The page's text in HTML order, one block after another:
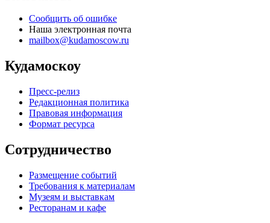
Сообщить об ошибке
Наша электронная почта
mailbox@kudamoscow.ru
Кудамоскоу
Пресс-релиз
Редакционная политика
Правовая информация
Формат ресурса
Сотрудничество
Размещение событий
Требования к материалам
Музеям и выставкам
Ресторанам и кафе